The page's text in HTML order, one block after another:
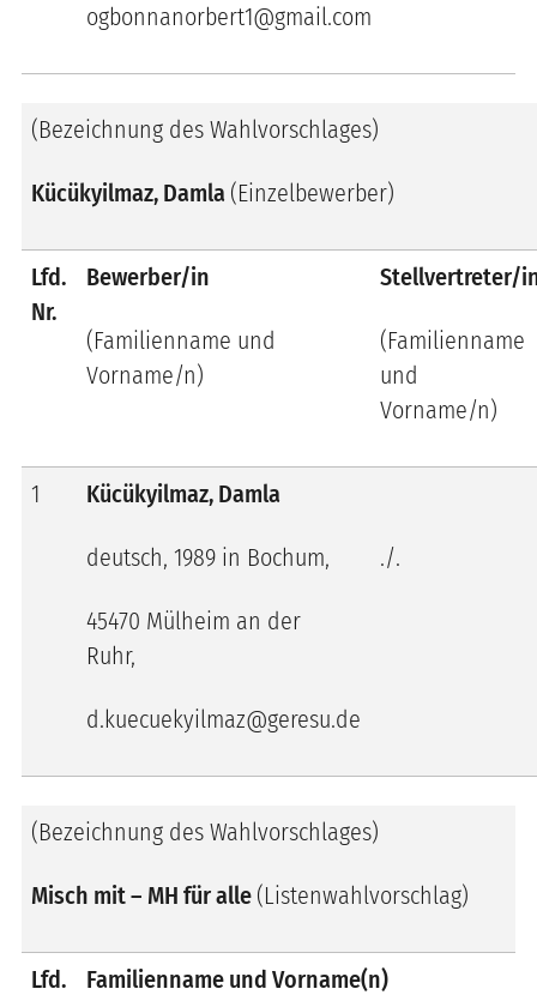
ogbonnanorbert1@gmail.com
(Bezeichnung des Wahlvorschlages)
Kücükyilmaz, Damla (Einzelbewerber)
Lfd.
Nr.
Bewerber/in
(Familienname und
Vorname/n)
Stellvertreter/
(Familienname
und
Vorname/n)
1 Kücükyilmaz, Damla
deutsch, 1989 in Bochum,
45470 Mülheim an der
Ruhr,
d.kuecuekyilmaz@geresu.de
./.
(Bezeichnung des Wahlvorschlages)
Misch mit – MH für alle (Listenwahlvorschlag)
Lfd.
Familienname und Vorname(n)